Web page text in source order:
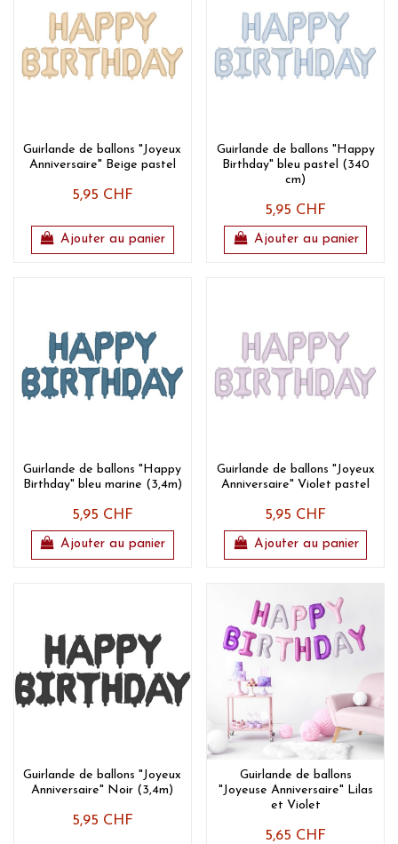
Guirlande de ballons "Joyeux
Anniversaire" Beige pastel
5,95 CHF
Ajouter au panier
Guirlande de ballons "Happy
Birthday" bleu pastel (340
cm)
5,95 CHF
Ajouter au panier
Guirlande de ballons "Happy
Birthday" bleu marine (3,4m)
5,95 CHF
Ajouter au panier
Guirlande de ballons "Joyeux
Anniversaire" Violet pastel
5,95 CHF
Ajouter au panier
Guirlande de ballons "Joyeux
Anniversaire" Noir (3,4m)
5,95 CHF
Guirlande de ballons
"Joyeuse Anniversaire" Lilas
et Violet
5,65 CHF